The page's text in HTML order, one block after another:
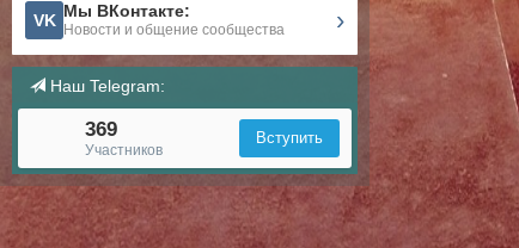
VK Мы ВКонтакте:
Новости и общение сообщества ›
Наш Telegram:
369
Участников
Вступить